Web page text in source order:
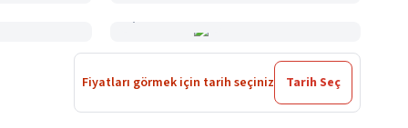
Fiyatları görmek için tarih seçiniz Tarih Seç